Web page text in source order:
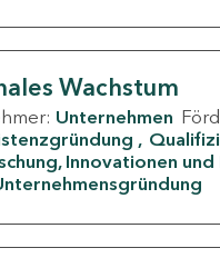
Wachstum
Unternehmen
Innovationen